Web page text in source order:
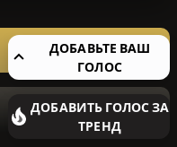
ДОБАВЬТЕ ВАШ
ГОЛОС
ДОБАВИТЬ ГОЛОС ЗА
ТРЕНД